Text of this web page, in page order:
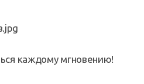
каждому мгновению!